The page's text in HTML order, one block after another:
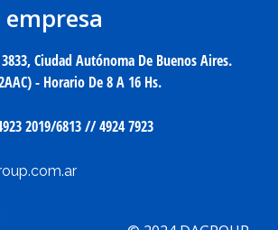
Ciudad Autónoma De Buenos Aires.
- Horario De 8 A 16 Hs.
2019/6813 // 4924 7923